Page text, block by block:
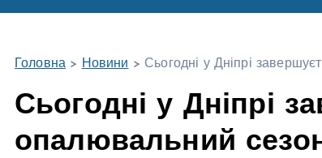
Головна > Новини > Сьогодні у Дніпрі
Сьогодні у Дніпрі
опалювальний